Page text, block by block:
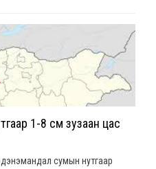
1-8 см зузаан цас
сумын нутгаар